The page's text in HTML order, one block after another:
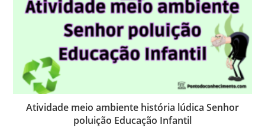
Atividade meio ambiente história lúdica Senhor
poluição Educação Infantil